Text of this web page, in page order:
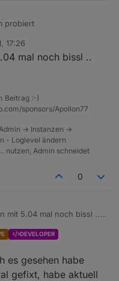
probiert
17:26
mal noch bissl ..
Beitrag :-)
sponsors/Apollon77
-> Instanzen ->
- Loglevel ändern
nutzen, Admin schneidet
0
mit 5.04 mal noch bissl ..
DEVELOPER
es gesehen habe
gefixt, habe aktuell